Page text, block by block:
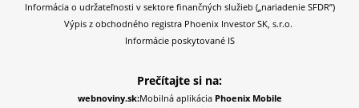
Informácia o udržateľnosti v sektore finančných služieb („nariadenie SFDR”)
Výpis z obchodného registra Phoenix Investor SK, s.r.o.
Informácie poskytované IS
Prečítajte si na:
webnoviny.sk:Mobilná aplikáciaPhoenix Mobile